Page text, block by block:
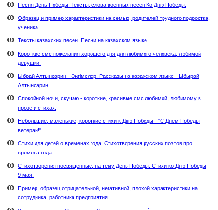
Песня День Победы. Тексты, слова военных песен Ко Дню Победы.
Образец и пример характеристики на семью, родителей трудного подростка,
ученика
Тексты казахских песен. Песни на казахском языке.
Короткие смс пожелания хорошего дня для любимого человека, любимой
девушки.
Ыбрай Алтынсарин - Әңгімелер. Рассказы на казахском языке - Ыбырай
Алтынсарин.
Спокойной ночи, скучаю - короткие, красивые смс любимой, любимому в
прозе и стихах.
Небольшие, маленькие, короткие стихи к Дню Победы - "С Днем Победы
ветеран!"
Стихи для детей о временах года. Стихотворения русских поэтов про
времена года.
Стихотворения посвященные, на тему День Победы. Стихи ко Дню Победы
9 мая.
Пример, образец отрицательной, негативной, плохой характеристики на
сотрудника, работника предприятия